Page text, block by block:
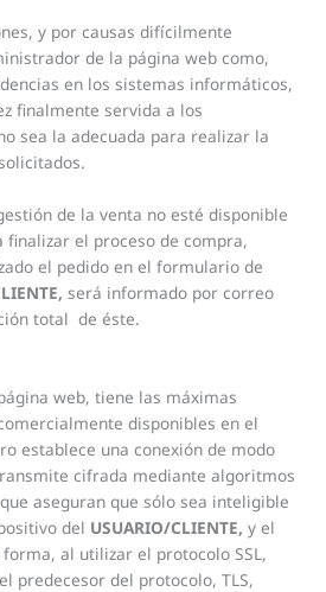
y por causas difícilmente
de la página web como,
en los sistemas informáticos,
finalmente servida a los
sea la adecuada para realizar la
de la venta no esté disponible
el proceso de compra,
el pedido en el formulario de
será informado por correo
total de éste.
web, tiene las máximas
disponibles en el
establece una conexión de modo
cifrada mediante algoritmos
aseguran que sólo sea inteligible
del USUARIO/CLIENTE, y el
forma, al utilizar el protocolo SSL,
predecesor del protocolo, TLS,